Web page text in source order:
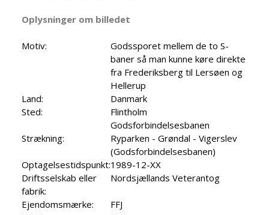
Oplysninger om billedet
Motiv:
Godssporet mellem de to S-
baner så man kunne køre direkte
fra Frederiksberg til Lersøen og
Hellerup
Land:
Danmark
Sted:
Flintholm
Godsforbindelsesbanen
Strækning:
Ryparken - Grøndal - Vigerslev
(Godsforbindelsesbanen)
Optagelsestidspunkt:1989-12-XX
Driftsselskab eller
fabrik:
Nordsjællands Veterantog
Ejendomsmærke:
FFJ